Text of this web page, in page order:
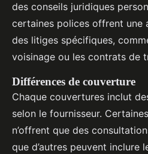
des conseils juridiques
certaines polices offrent une
des litiges spécifiques,
voisinage ou les contrats de
Différences de couverture
Chaque couvertures inclut
selon le fournisseur. Certaines
n’offrent que des
que d’autres peuvent inclure